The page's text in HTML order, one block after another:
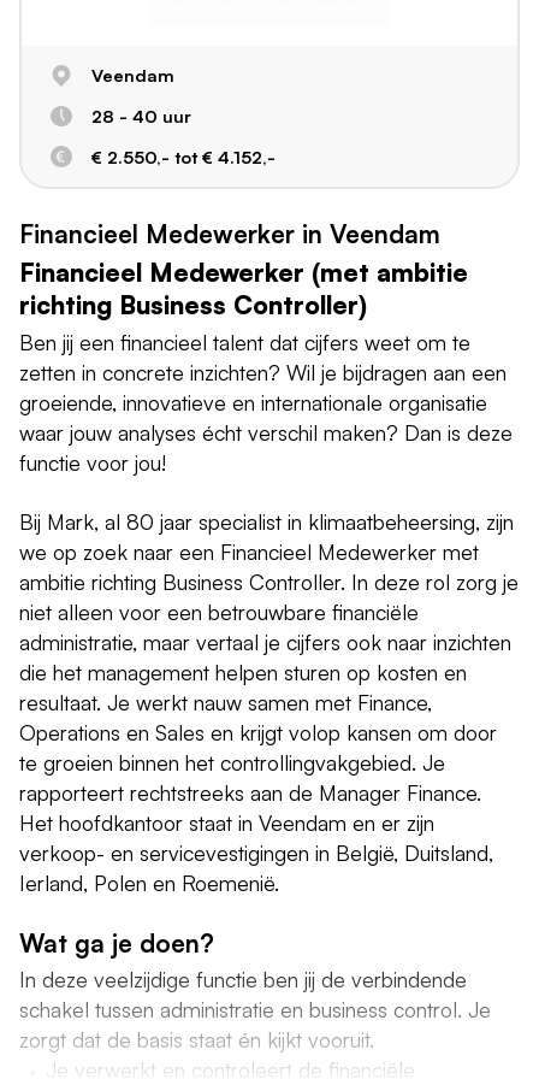
Veendam
28 - 40 uur
€ 2.550,- tot € 4.152,-
Financieel Medewerker in Veendam
Financieel Medewerker (met ambitie
richting Business Controller)
Ben jij een financieel talent dat cijfers weet om te
zetten in concrete inzichten? Wil je bijdragen aan een
groeiende, innovatieve en internationale organisatie
waar jouw analyses écht verschil maken? Dan is deze
functie voor jou!
Bij Mark, al 80 jaar specialist in klimaatbeheersing, zijn
we op zoek naar een Financieel Medewerker met
ambitie richting Business Controller. In deze rol zorg je
niet alleen voor een betrouwbare financiële
administratie, maar vertaal je cijfers ook naar inzichten
die het management helpen sturen op kosten en
resultaat. Je werkt nauw samen met Finance,
Operations en Sales en krijgt volop kansen om door
te groeien binnen het controllingvakgebied. Je
rapporteert rechtstreeks aan de Manager Finance.
Het hoofdkantoor staat in Veendam en er zijn
verkoop- en servicevestigingen in België, Duitsland,
Ierland, Polen en Roemenië.
Wat ga je doen?
In deze veelzijdige functie ben jij de verbindende
schakel tussen administratie en business control. Je
zorgt dat de basis staat én kijkt vooruit.
Je verwerkt en controleert de financiële